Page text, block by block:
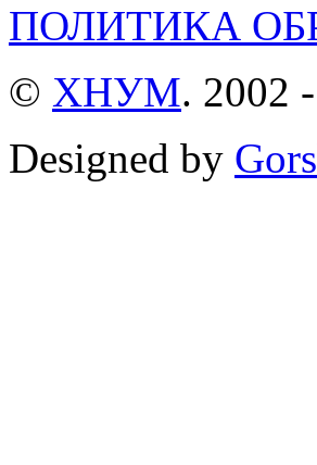
ПОЛИТИКА
© ХНУМ. 2002
Designed by